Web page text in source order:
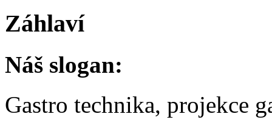
Záhlaví
Náš slogan:
Gastro technika, projekce